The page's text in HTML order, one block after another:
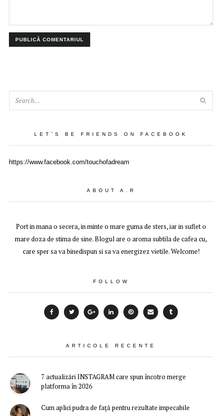
LET`S BE FRIENDS ON FACEBOOK
https://www.facebook.com/touchofadream
ABOUT A.R
Port in mana o secera, in minte o mare guma de sters, iar in suflet o
mare doza de stima de sine. Blogul are o aroma subtila de cafea cu,
care sper sa va binedispun si sa va energizez vietile. Welcome!
FOLLOW
ARTICOLE RECENTE
7 actualizări INSTAGRAM care spun încotro merge
platforma în 2026
Cum aplici pudra de față pentru rezultate impecabile